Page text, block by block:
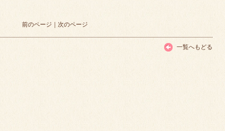
前のページ 次のページ
一覧へもどる